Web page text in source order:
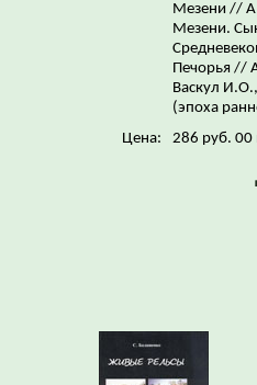
Мезени //
Мезени.
Печорья //
Васкул
(эпоха
Цена:
286 руб. 00